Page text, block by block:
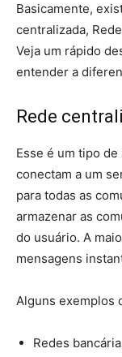
Basicamente,
centralizada,
Veja um rápido
entender a
Rede
Esse é um tipo
conectam a um
para todas as
armazenar as
do usuário. A
mensagens
Alguns exemplos
Redes